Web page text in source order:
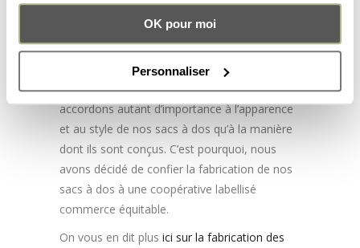
OK pour moi
Personnaliser
ChezPachamama, nous avons pour ambition
de développer un projet durable. En effet,
nous souhaitons valoriser une mode réfléchie
et faire croître le projet Pachamama dans le
respect de toutes les parties prenantes. Nous
accordons autant d’importance à l’apparence
et au style de nos sacs à dos qu’à la manière
dont ils sont conçus. C’est pourquoi, nous
avons décidé de confier la fabrication de nos
sacs à dos à une coopérative labellisé
commerce équitable.
On vous en dit plus ici sur la fabrication des